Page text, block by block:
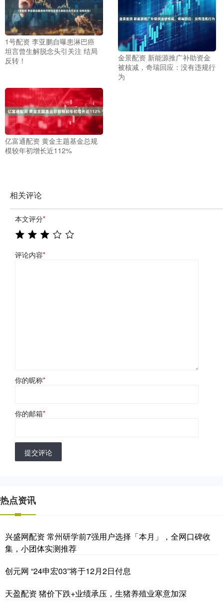
1号配资 李亚鹏自曝患淋巴癌
坦言曾生解脱念头引关注 结局
反转！
金景配资 新能源推广补助资金
被核减，奇瑞回应：没有违规行
为
亿富通配资 黄金主题基金总规
模较年初增长近112%
相关评论
本文评分*
评论内容*
你的昵称*
你的邮箱*
提交评论
热点资讯
兴盛网配资 常州研学前7强用户选择「本月」，全网口碑收
集，小团体实测推荐
创元网 “24申宏03”将于12月2日付息
天盈配资 猪价下跌+业绩承压，生猪养殖业寒意加深